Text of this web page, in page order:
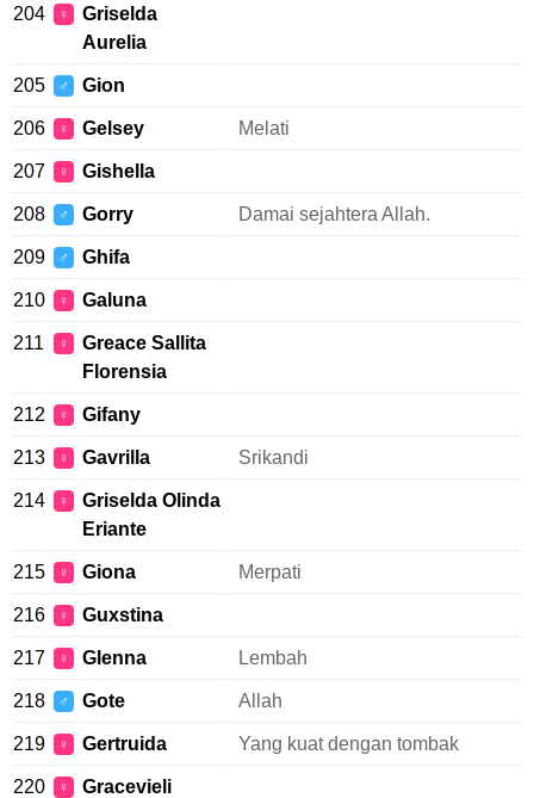
204 ♀
Griselda
Aurelia
205 ♂ Gion
206 ♀ Gelsey Melati
207 ♀ Gishella
208 ♂ Gorry Damai sejahtera Allah.
209 ♂ Ghifa
210 ♀ Galuna
211 ♀
Greace Sallita
Florensia
212 ♀ Gifany
213 ♀ Gavrilla Srikandi
214 ♀
Griselda Olinda
Eriante
215 ♀ Giona Merpati
216 ♀ Guxstina
217 ♀ Glenna Lembah
218 ♂ Gote Allah
219 ♀ Gertruida Yang kuat dengan tombak
220 ♀ Gracevieli